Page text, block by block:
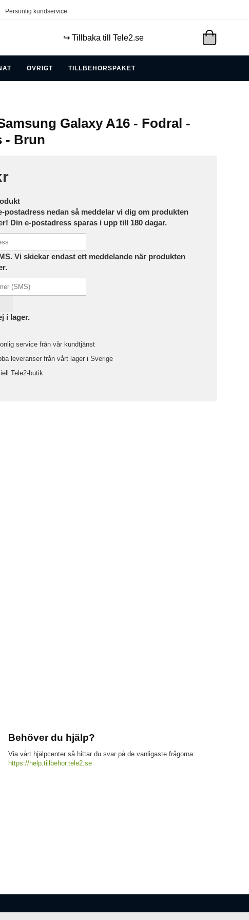
Personlig kundservice
↪️ Tillbaka till Tele2.se
ÖVRIGT TILLBEHÖRSPAKET
Galaxy A16 - Fodral -
- Brun
postadress nedan så meddelar vi dig om produkten
Din e-postadress sparas i upp till 180 dagar.
Vi skickar endast ett meddelande när produkten
i lager.
service från vår kundtjänst
leveranser från vårt lager i Sverige
Tele2-butik
Behöver du hjälp?
Via vårt hjälpcenter så hittar du svar på de vanligaste frågorna:
https://help.tillbehor.tele2.se